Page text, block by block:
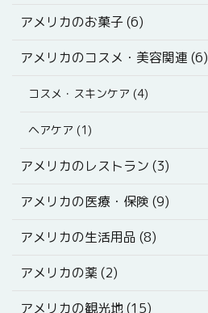
アメリカのお菓子 (6)
アメリカのコスメ・美容関連 (6)
コスメ・スキンケア (4)
ヘアケア (1)
アメリカのレストラン (3)
アメリカの医療・保険 (9)
アメリカの生活用品 (8)
アメリカの薬 (2)
アメリカの観光地 (15)